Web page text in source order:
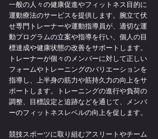
一般の人々の健康促進やフィットネス目的に
運動療法のサービスを提供します。腕立て伏
せ専門トレーナーや運動指導員が、適切な運
動プログラムの立案や指導を行い、個人の目
標達成や健康状態の改善をサポートします。
トレーナーが個々のメンバーに対して正しい
フォームやトレーニングのバリエーションを
指導し、上半身の筋力や筋持久力の向上をサ
ポートします。トレーニングの進行や負荷の
調整、目標設定と追跡などを通じて、メンバ
ーのフィットネスレベルの向上を促します。
競技スポーツに取り組むアスリートやチーム